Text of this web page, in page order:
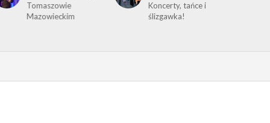
Tomaszowie
Mazowieckim
Koncerty, tańce i
ślizgawka!